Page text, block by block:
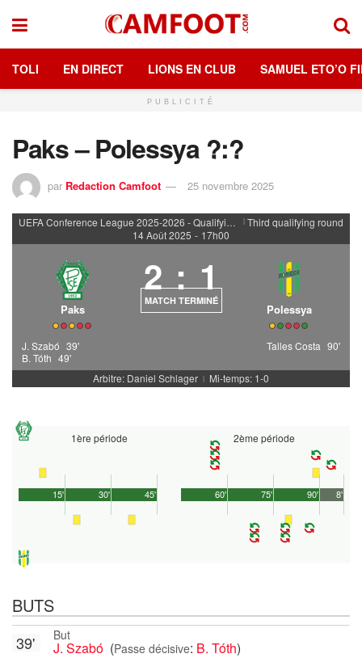
TOLI EN DIRECT LIONS EN CLUB SAMUEL ETO’O
PUBLICITÉ
Paks – Polessya ?:?
par Redaction Camfoot 25 novembre 2025
| Third qualifying round
14 Août 2025 - 17h00
Paks
2 : 1
MATCH TERMINÉ
Polessya
J. Szabó 39'
B. Tóth 49'
Talles Costa 90'
Arbitre: Daniel Schlager | Mi-temps: 1-0
1ère période
45'
15' 30'
2ème période
90'
60' 75' 8'
BUTS
But
J. Szabó (Passe décisive: B. Tóth)
39'